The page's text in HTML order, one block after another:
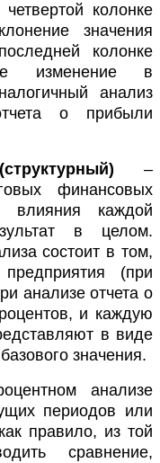
колонке
значения
колонке
изменение в
анализ
о прибыли
–
финансовых
влияния каждой
в целом.
состоит в том,
(при
анализе отчета о
и каждую
в виде
значения.
анализе
периодов или
правило, из той
сравнение,